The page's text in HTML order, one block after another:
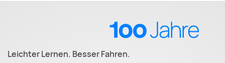
Leichter Lernen. Besser Fahren.